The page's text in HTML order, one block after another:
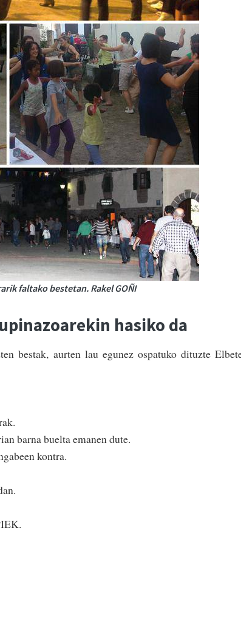
faltako bestetan. Rakel GOÑI
hasiko da
bestak, aurten lau egunez ospatuko dituzte
barna buelta emanen dute.
kontra.